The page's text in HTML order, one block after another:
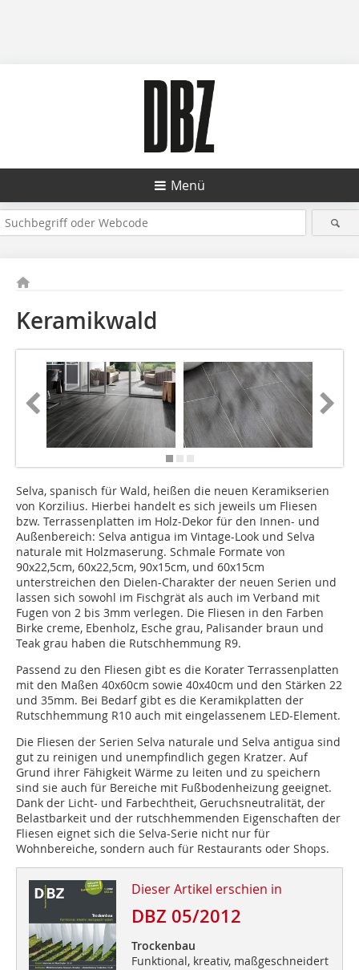
Menü
Keramikwald
Selva, spanisch für Wald, heißen die neuen Keramikserien
von Korzilius. Hierbei handelt es sich jeweils um Fliesen
bzw. Terrassenplatten im Holz-Dekor für den Innen- und
Außenbereich: Selva antigua im Vintage-Look und Selva
naturale mit Holzmaserung. Schmale Formate von
90x22,5cm, 60x22,5cm, 90x15cm, und 60x15cm
unterstreichen den Dielen-Charakter der neuen Serien und
lassen sich sowohl im Fischgrät als auch im Verband mit
Fugen von 2 bis 3mm verlegen. Die Fliesen in den Farben
Birke creme, Ebenholz, Esche grau, Palisander braun und
Teak grau haben die Rutschhemmung R9.
Passend zu den Fliesen gibt es die Korater Terrassenplatten
mit den Maßen 40x60cm sowie 40x40cm und den Stärken 22
und 35mm. Bei Bedarf gibt es die Keramikplatten der
Rutschhemmung R10 auch mit eingelassenem LED-Element.
Die Fliesen der Serien Selva naturale und Selva antigua sind
gut zu reinigen und unempfindlich gegen Kratzer. Auf
Grund ihrer Fähigkeit Wärme zu leiten und zu speichern
sind sie auch für Bereiche mit Fußbodenheizung geeignet.
Dank der Licht- und Farbechtheit, Geruchsneutralität, der
Belastbarkeit und der rutschhemmenden Eigenschaften der
Fliesen eignet sich die Selva-Serie nicht nur für
Wohnbereiche, sondern auch für Restaurants oder Shops.
Dieser Artikel erschien in
DBZ 05/2012
Trockenbau
Funktional, kreativ, maßgeschneidert